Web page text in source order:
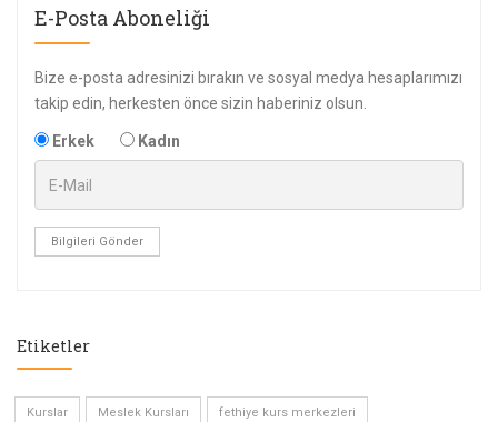
E-Posta Aboneliği
Bize e-posta adresinizi bırakın ve sosyal medya hesaplarımızı
takip edin, herkesten önce sizin haberiniz olsun.
Erkek Kadın
Bilgileri Gönder
Etiketler
Kurslar Meslek Kursları fethiye kurs merkezleri